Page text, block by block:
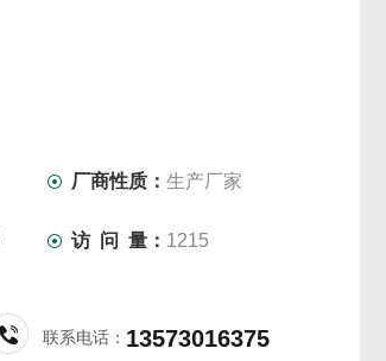
厂商性质：生产厂家
访 问 量： 1215
联系电话： 13573016375